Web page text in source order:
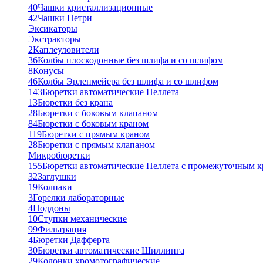
40Чашки кристаллизационные
42Чашки Петри
Эксикаторы
Экстракторы
2Каплеуловители
36Колбы плоскодонные без шлифа и со шлифом
8Конусы
46Колбы Эрленмейера без шлифа и со шлифом
143Бюретки автоматические Пеллета
13Бюретки без крана
28Бюретки с боковым клапаном
84Бюретки с боковым краном
119Бюретки с прямым краном
28Бюретки с прямым клапаном
Микробюретки
155Бюретки автоматические Пеллета с промежуточным
32Заглушки
19Колпаки
3Горелки лабораторные
4Поддоны
10Ступки механические
99Фильтрация
4Бюретки Дафферта
30Бюретки автоматические Шиллинга
29Колонки хромотографические